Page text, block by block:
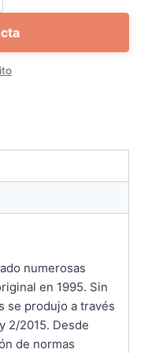
numerosas
en 1995. Sin
se produjo a través
2/2015. Desde
de normas